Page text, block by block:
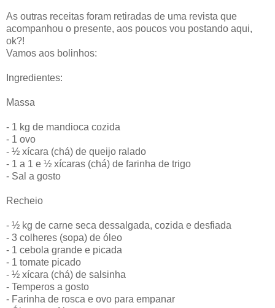
As outras receitas foram retiradas de uma revista que
acompanhou o presente, aos poucos vou postando aqui,
ok?!
Vamos aos bolinhos:
Ingredientes:
Massa
- 1 kg de mandioca cozida
- 1 ovo
- ½ xícara (chá) de queijo ralado
- 1 a 1 e ½ xícaras (chá) de farinha de trigo
- Sal a gosto
Recheio
- ½ kg de carne seca dessalgada, cozida e desfiada
- 3 colheres (sopa) de óleo
- 1 cebola grande e picada
- 1 tomate picado
- ½ xícara (chá) de salsinha
- Temperos a gosto
- Farinha de rosca e ovo para empanar